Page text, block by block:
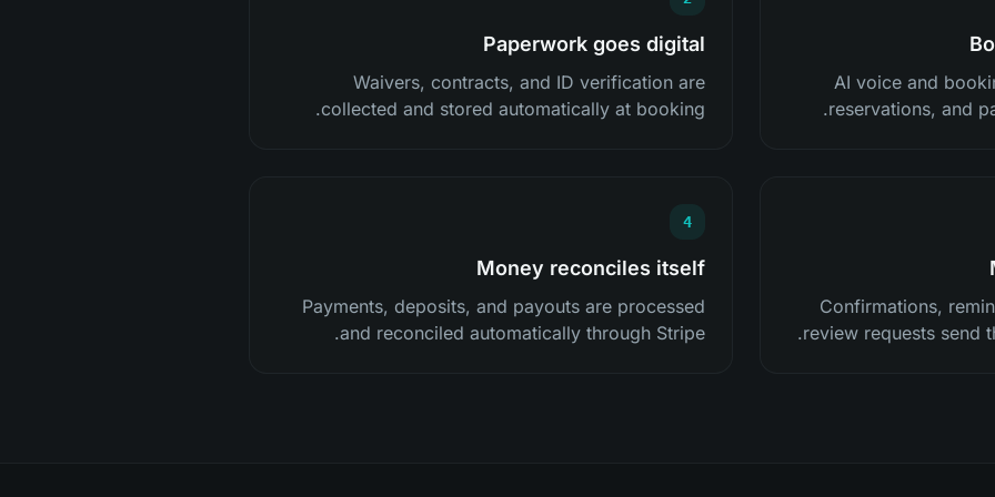
AI voice and
reservations, and
Paperwork goes digital
Waivers, contracts, and ID verification are
collected and stored automatically at booking.
Confirmations,
review requests send
4
Money reconciles itself
Payments, deposits, and payouts are processed
and reconciled automatically through Stripe.